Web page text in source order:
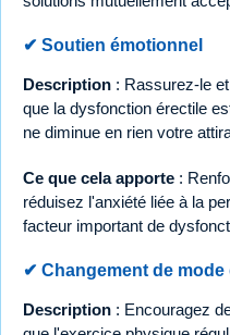
✔ Soutien émotionnel
Description : Rassurez-le
que la dysfonction érectile
ne diminue en rien votre
Ce que cela apporte :
réduisez l'anxiété liée à la
facteur important de
✔ Changement de mode
Description : Encouragez